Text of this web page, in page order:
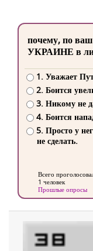
почему, по
УКРАИНЕ в
1. Уважает
2. Боится
3. Никому не
4. Боится
5. Просто у
не сделать.
Всего
1 человек
Прошлые опросы